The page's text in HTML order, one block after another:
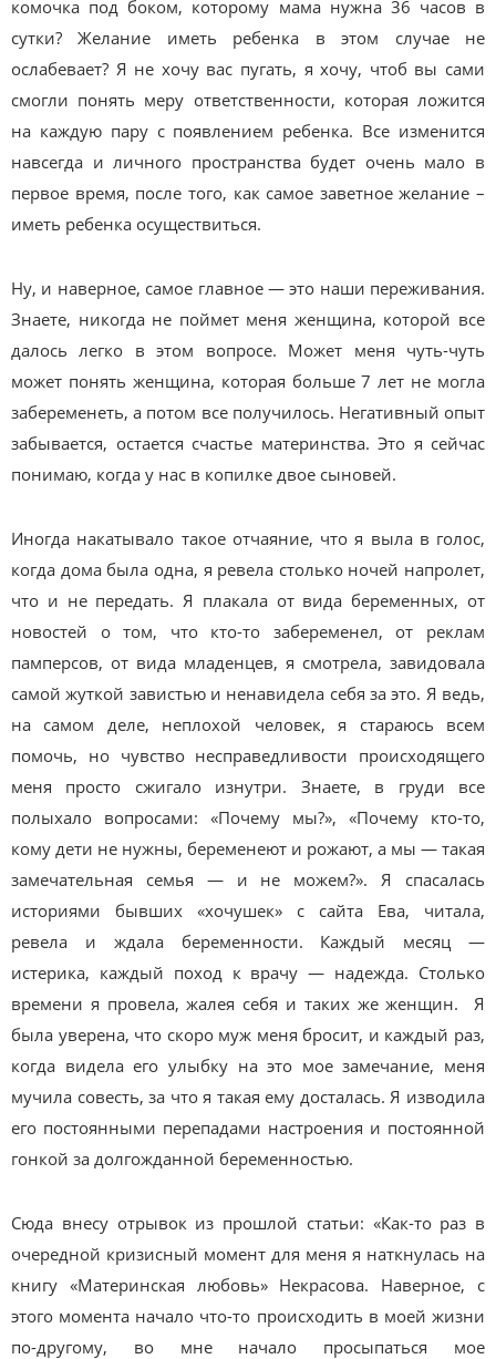
комочка под боком, которому мама нужна 36 часов в
сутки? Желание иметь ребенка в этом случае не
ослабевает? Я не хочу вас пугать, я хочу, чтоб вы сами
смогли понять меру ответственности, которая ложится
на каждую пару с появлением ребенка. Все изменится
навсегда и личного пространства будет очень мало в
первое время, после того, как самое заветное желание –
иметь ребенка осуществиться.
Ну, и наверное, самое главное — это наши переживания.
Знаете, никогда не поймет меня женщина, которой все
далось легко в этом вопросе. Может меня чуть-чуть
может понять женщина, которая больше 7 лет не могла
забеременеть, а потом все получилось. Негативный опыт
забывается, остается счастье материнства. Это я сейчас
понимаю, когда у нас в копилке двое сыновей.
Иногда накатывало такое отчаяние, что я выла в голос,
когда дома была одна, я ревела столько ночей напролет,
что и не передать. Я плакала от вида беременных, от
новостей о том, что кто-то забеременел, от реклам
памперсов, от вида младенцев, я смотрела, завидовала
самой жуткой завистью и ненавидела себя за это. Я ведь,
на самом деле, неплохой человек, я стараюсь всем
помочь, но чувство несправедливости происходящего
меня просто сжигало изнутри. Знаете, в груди все
полыхало вопросами: «Почему мы?», «Почему кто-то,
кому дети не нужны, беременеют и рожают, а мы — такая
замечательная семья — и не можем?». Я спасалась
историями бывших «хочушек» с сайта Ева, читала,
ревела и ждала беременности. Каждый месяц —
истерика, каждый поход к врачу — надежда. Столько
времени я провела, жалея себя и таких же женщин. Я
была уверена, что скоро муж меня бросит, и каждый раз,
когда видела его улыбку на это мое замечание, меня
мучила совесть, за что я такая ему досталась. Я изводила
его постоянными перепадами настроения и постоянной
гонкой за долгожданной беременностью.
Сюда внесу отрывок из прошлой статьи: «Как-то раз в
очередной кризисный момент для меня я наткнулась на
книгу «Материнская любовь» Некрасова. Наверное, с
этого момента начало что-то происходить в моей жизни
по-другому, во мне начало просыпаться мое